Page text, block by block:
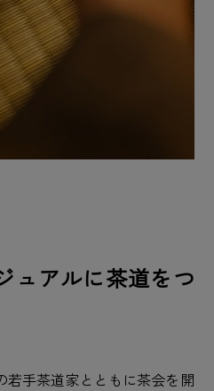
ュアルに茶道をつ
若手茶道家とともに茶会を開